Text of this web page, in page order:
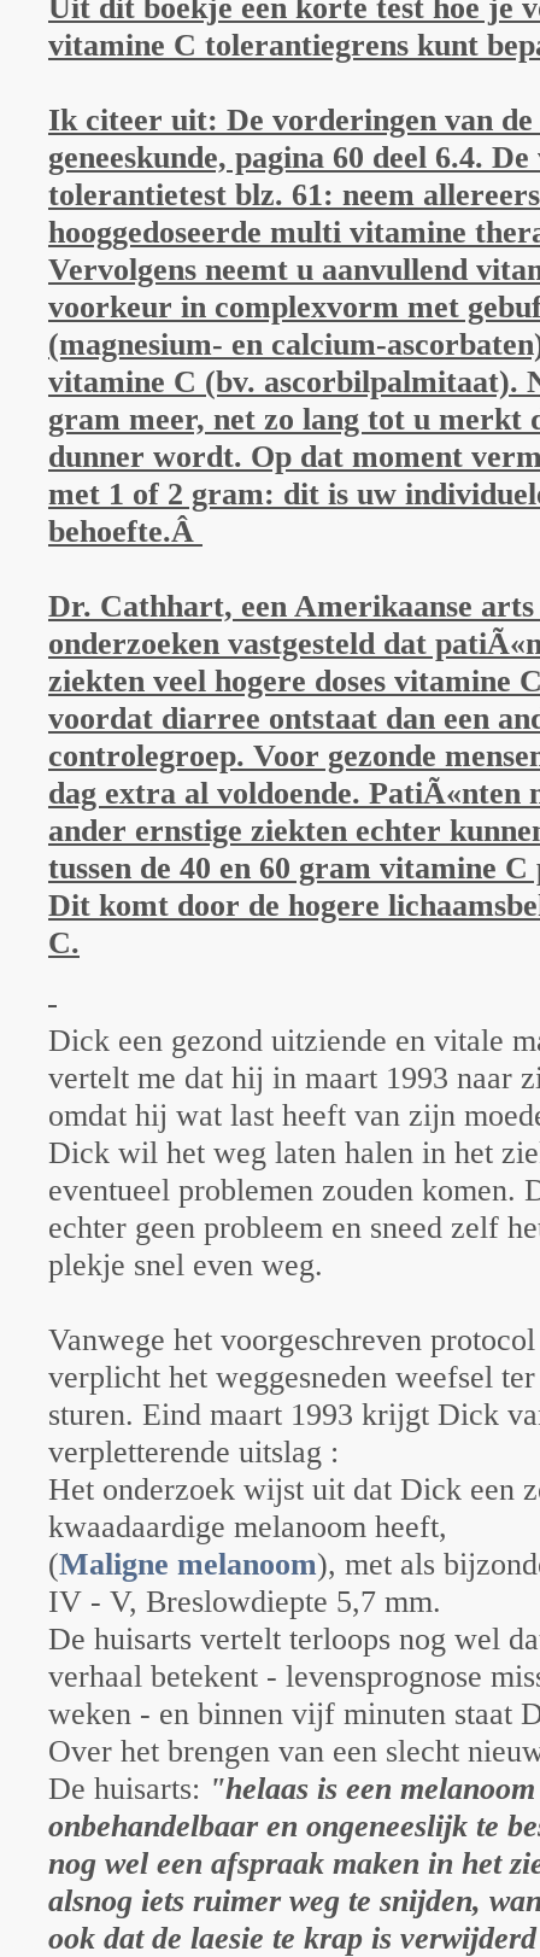
Uit dit boekje een korte test hoe je
vitamine C tolerantiegrens kunt
Ik citeer uit: De vorderingen van
geneeskunde, pagina 60 deel 6.4.
tolerantietest blz. 61: neem
hooggedoseerde multi vitamine
Vervolgens neemt u aanvullend
voorkeur in complexvorm met
(magnesium- en calcium-
vitamine C (bv. ascorbilpalmitaat).
gram meer, net zo lang tot u merkt
dunner wordt. Op dat moment
met 1 of 2 gram: dit is uw
behoefte.Â
Dr. Cathhart, een Amerikaanse
onderzoeken vastgesteld dat
ziekten veel hogere doses vitamine
voordat diarree ontstaat dan een
controlegroep. Voor gezonde
dag extra al voldoende. PatiÃ«nten
ander ernstige ziekten echter
tussen de 40 en 60 gram vitamine
Dit komt door de hogere
C.
Dick een gezond uitziende en vitale
vertelt me dat hij in maart 1993 naar
omdat hij wat last heeft van zijn
Dick wil het weg laten halen in het
eventueel problemen zouden komen.
echter geen probleem en sneed zelf
plekje snel even weg.
Vanwege het voorgeschreven
verplicht het weggesneden weefsel
sturen. Eind maart 1993 krijgt Dick
verpletterende uitslag :
Het onderzoek wijst uit dat Dick een
kwaadaardige melanoom heeft,
(Maligne melanoom), met als
IV - V, Breslowdiepte 5,7 mm.
De huisarts vertelt terloops nog wel
verhaal betekent - levensprognose
weken - en binnen vijf minuten staat
Over het brengen van een slecht
De huisarts: "helaas is een
onbehandelbaar en ongeneeslijk te
nog wel een afspraak maken in het
alsnog iets ruimer weg te snijden,
ook dat de laesie te krap is